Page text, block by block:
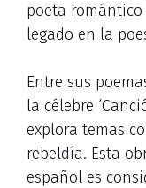
poeta
legado en la
Entre sus
la célebre
explora temas
rebeldía. Esta
español es